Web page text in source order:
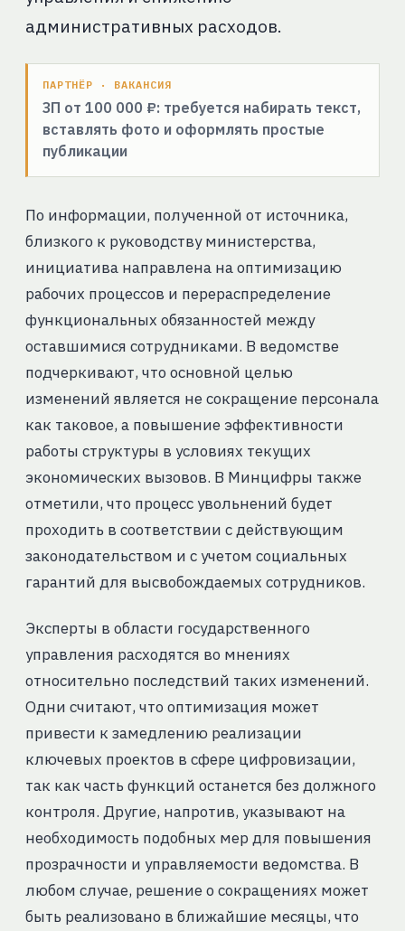
административных расходов.
ПАРТНЁР · ВАКАНСИЯ
ЗП от 100 000 ₽: требуется набирать текст,
вставлять фото и оформлять простые
публикации
По информации, полученной от источника,
близкого к руководству министерства,
инициатива направлена на оптимизацию
рабочих процессов и перераспределение
функциональных обязанностей между
оставшимися сотрудниками. В ведомстве
подчеркивают, что основной целью
изменений является не сокращение персонала
как таковое, а повышение эффективности
работы структуры в условиях текущих
экономических вызовов. В Минцифры также
отметили, что процесс увольнений будет
проходить в соответствии с действующим
законодательством и с учетом социальных
гарантий для высвобождаемых сотрудников.
Эксперты в области государственного
управления расходятся во мнениях
относительно последствий таких изменений.
Одни считают, что оптимизация может
привести к замедлению реализации
ключевых проектов в сфере цифровизации,
так как часть функций останется без должного
контроля. Другие, напротив, указывают на
необходимость подобных мер для повышения
прозрачности и управляемости ведомства. В
любом случае, решение о сокращениях может
быть реализовано в ближайшие месяцы, что